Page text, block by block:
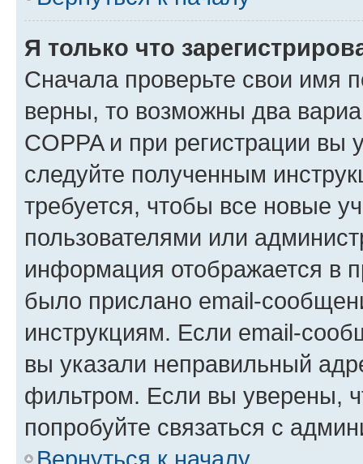
Я только что
Сначала проверьте свои имя
верны, то возможны два
COPPA и при регистрации вы
следуйте полученным
требуется, чтобы все новые
пользователями или
информация отображается в
было прислано email-
инструкциям. Если email-
вы указали неправильный
фильтром. Если вы уверены,
попробуйте связаться с
Вернуться к началу